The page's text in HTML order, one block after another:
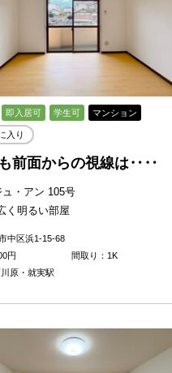
即入居可 学生可 マンション
入り
前面からの視線は‥‥
・アン 105号
く明るい部屋
中区浜1-15-68
円
間取り：1K
原・就実駅